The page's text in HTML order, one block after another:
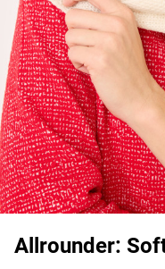
Allrounder: